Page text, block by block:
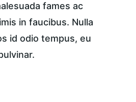
fames ac
in faucibus. Nulla
id odio tempus, eu